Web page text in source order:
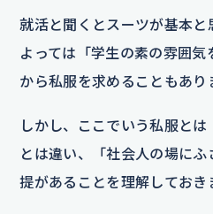
就活と聞くとスーツが基本
よっては「学生の素の雰囲気
から私服を求めることもあり
しかし、ここでいう私服とは
とは違い、「社会人の場に
提があることを理解しておき